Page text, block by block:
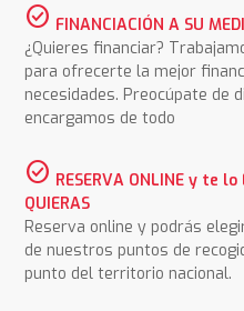
check_circle FINANCIACIÓN A SU
¿Quieres financiar?
para ofrecerte la mejor
necesidades. Preocúpate de
encargamos de todo
check_circle RESERVA ONLINE y te lo
QUIERAS
Reserva online y podrás
de nuestros puntos de
punto del territorio nacional.